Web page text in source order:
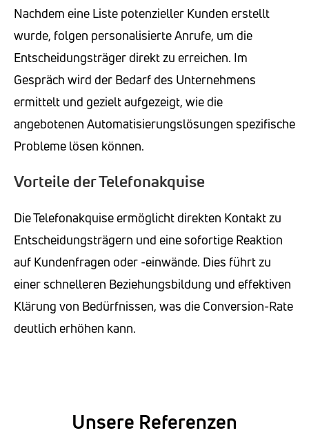
Nachdem eine Liste potenzieller Kunden erstellt
wurde, folgen personalisierte Anrufe, um die
Entscheidungsträger direkt zu erreichen. Im
Gespräch wird der Bedarf des Unternehmens
ermittelt und gezielt aufgezeigt, wie die
angebotenen Automatisierungslösungen spezifische
Probleme lösen können.
Vorteile der Telefonakquise
Die Telefonakquise ermöglicht direkten Kontakt zu
Entscheidungsträgern und eine sofortige Reaktion
auf Kundenfragen oder -einwände. Dies führt zu
einer schnelleren Beziehungsbildung und effektiven
Klärung von Bedürfnissen, was die Conversion-Rate
deutlich erhöhen kann.
Unsere Referenzen